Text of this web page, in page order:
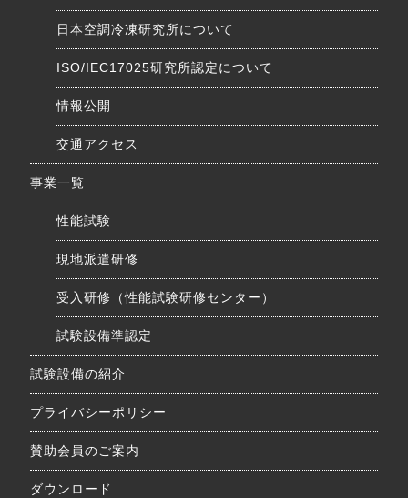
日本空調冷凍研究所について
ISO/IEC17025研究所認定について
情報公開
交通アクセス
事業一覧
性能試験
現地派遣研修
受入研修（性能試験研修センター）
試験設備準認定
試験設備の紹介
プライバシーポリシー
賛助会員のご案内
ダウンロード